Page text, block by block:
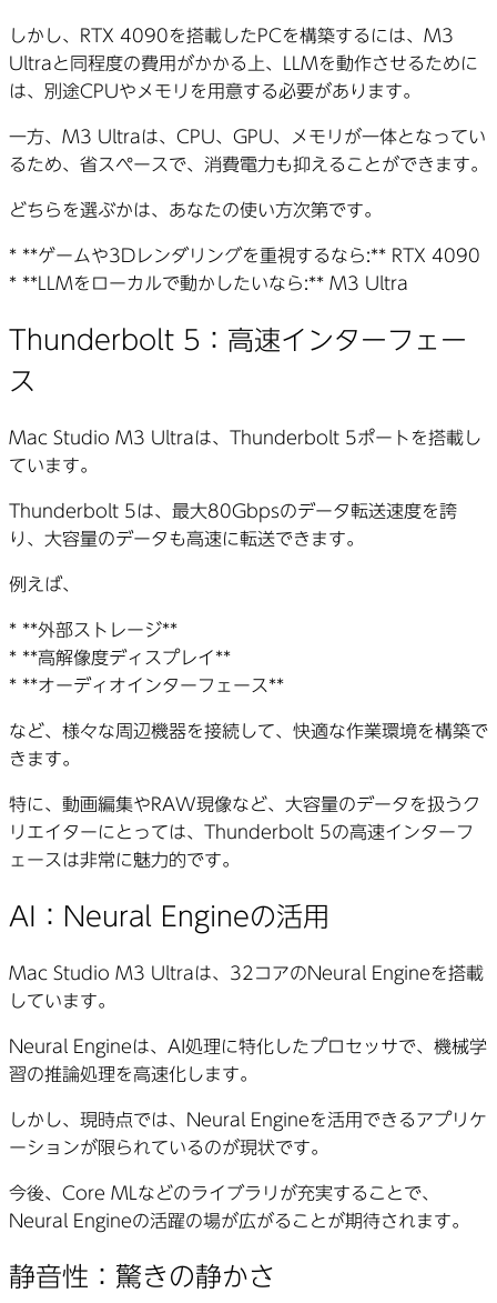
しかし、RTX 4090を搭載したPCを構築するには、M3
Ultraと同程度の費用がかかる上、LLMを動作させるために
は、別途CPUやメモリを用意する必要があります。
一方、M3 Ultraは、CPU、GPU、メモリが一体となってい
るため、省スペースで、消費電力も抑えることができます。
どちらを選ぶかは、あなたの使い方次第です。
* **ゲームや3Dレンダリングを重視するなら:** RTX 4090
* **LLMをローカルで動かしたいなら:** M3 Ultra
Thunderbolt 5：高速インターフェー
ス
Mac Studio M3 Ultraは、Thunderbolt 5ポートを搭載し
ています。
Thunderbolt 5は、最大80Gbpsのデータ転送速度を誇
り、大容量のデータも高速に転送できます。
例えば、
* **外部ストレージ**
* **高解像度ディスプレイ**
* **オーディオインターフェース**
など、様々な周辺機器を接続して、快適な作業環境を構築で
きます。
特に、動画編集やRAW現像など、大容量のデータを扱うク
リエイターにとっては、Thunderbolt 5の高速インターフ
ェースは非常に魅力的です。
AI：Neural Engineの活用
Mac Studio M3 Ultraは、32コアのNeural Engineを搭載
しています。
Neural Engineは、AI処理に特化したプロセッサで、機械学
習の推論処理を高速化します。
しかし、現時点では、Neural Engineを活用できるアプリケ
ーションが限られているのが現状です。
今後、Core MLなどのライブラリが充実することで、
Neural Engineの活躍の場が広がることが期待されます。
静音性：驚きの静かさ